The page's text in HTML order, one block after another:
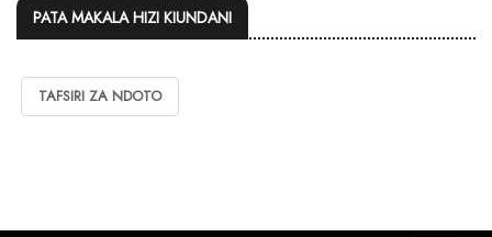
PATA MAKALA HIZI KIUNDANI
TAFSIRI ZA NDOTO